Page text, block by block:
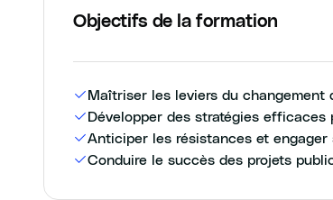
Objectifs de la formation
Maîtriser les leviers du changement
Développer des stratégies
Anticiper les résistances et engager
Conduire le succès des projets